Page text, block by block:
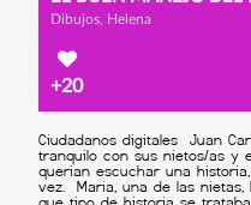
Dibujos, Helena
+20